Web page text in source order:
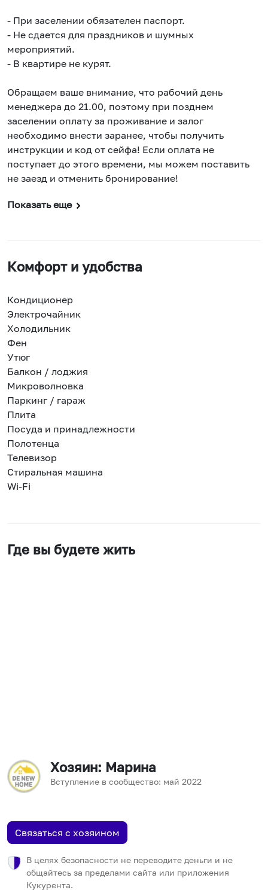
- При заселении обязателен паспорт.
- Не сдается для праздников и шумных
мероприятий.
- В квартире не курят.
Обращаем ваше внимание, что рабочий день
менеджера до 21.00, поэтому при позднем
заселении оплату за проживание и залог
необходимо внести заранее, чтобы получить
инструкции и код от сейфа! Если оплата не
поступает до этого времени, мы можем поставить
не заезд и отменить бронирование!
Показать еще
Комфорт и удобства
Кондиционер
Электрочайник
Холодильник
Фен
Утюг
Балкон / лоджия
Микроволновка
Паркинг / гараж
Плита
Посуда и принадлежности
Полотенца
Телевизор
Стиральная машина
Wi-Fi
Где вы будете жить
Хозяин: Марина
Вступление в сообщество: май 2022
Связаться с хозяином
В целях безопасности не переводите деньги и не
общайтесь за пределами сайта или приложения
Кукурента.